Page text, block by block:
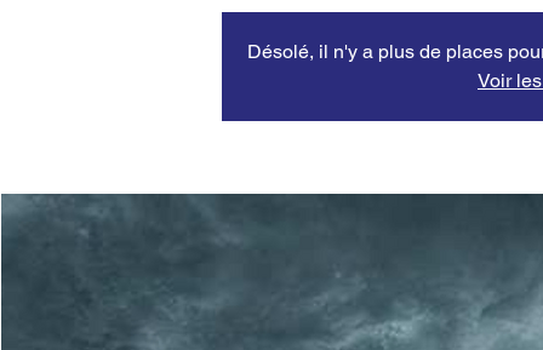
Désolé, il n'y a plus de places
Voir